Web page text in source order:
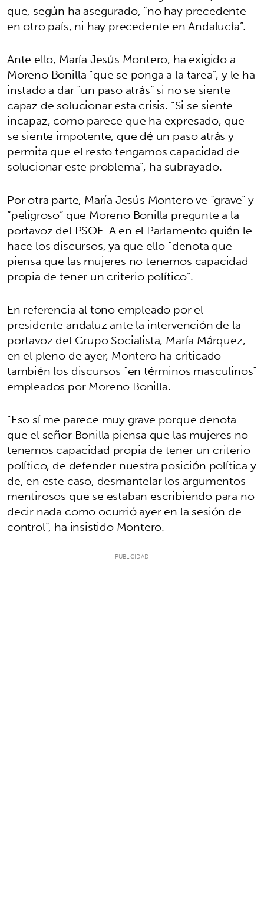
que, según ha asegurado, “no hay precedente
en otro país, ni hay precedente en Andalucía”.
Ante ello, María Jesús Montero, ha exigido a
Moreno Bonilla “que se ponga a la tarea”, y le ha
instado a dar “un paso atrás” si no se siente
capaz de solucionar esta crisis. “Si se siente
incapaz, como parece que ha expresado, que
se siente impotente, que dé un paso atrás y
permita que el resto tengamos capacidad de
solucionar este problema”, ha subrayado.
Por otra parte, María Jesús Montero ve “grave” y
“peligroso” que Moreno Bonilla pregunte a la
portavoz del PSOE-A en el Parlamento quién le
hace los discursos, ya que ello “denota que
piensa que las mujeres no tenemos capacidad
propia de tener un criterio político”.
En referencia al tono empleado por el
presidente andaluz ante la intervención de la
portavoz del Grupo Socialista, María Márquez,
en el pleno de ayer, Montero ha criticado
también los discursos “en términos masculinos”
empleados por Moreno Bonilla.
“Eso sí me parece muy grave porque denota
que el señor Bonilla piensa que las mujeres no
tenemos capacidad propia de tener un criterio
político, de defender nuestra posición política y
de, en este caso, desmantelar los argumentos
mentirosos que se estaban escribiendo para no
decir nada como ocurrió ayer en la sesión de
control”, ha insistido Montero.